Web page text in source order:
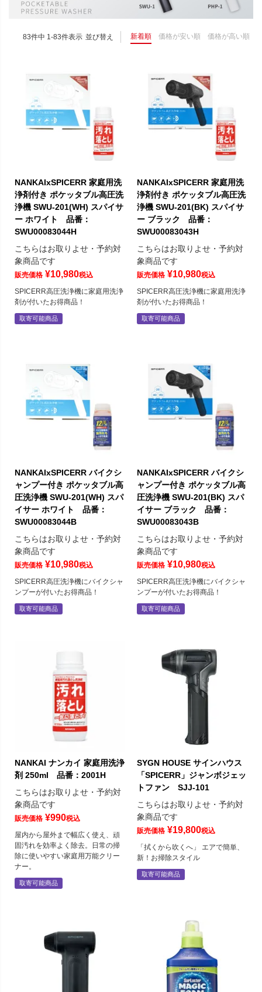
並び替え 新着順 価格が安い順 価格が高い順
83件中 1-83件表示
NANKAIxSPICERR 家庭用洗
浄剤付き ポケッタブル高圧洗
浄機 SWU-201(WH) スパイサ
ー ホワイト 品番：
SWU00083044H
こちらはお取りよせ・予約対
象商品です
販売価格 ¥10,980税込
SPICERR高圧洗浄機に家庭用洗浄
剤が付いたお得商品！
取寄可能商品
NANKAIxSPICERR 家庭用洗
浄剤付き ポケッタブル高圧洗
浄機 SWU-201(BK) スパイサ
ー ブラック 品番：
SWU00083043H
こちらはお取りよせ・予約対
象商品です
販売価格 ¥10,980税込
SPICERR高圧洗浄機に家庭用洗浄
剤が付いたお得商品！
取寄可能商品
NANKAIxSPICERR バイクシ
ャンプー付き ポケッタブル高
圧洗浄機 SWU-201(WH) スパ
イサー ホワイト 品番：
SWU00083044B
こちらはお取りよせ・予約対
象商品です
販売価格 ¥10,980税込
SPICERR高圧洗浄機にバイクシャ
ンプーが付いたお得商品！
取寄可能商品
NANKAIxSPICERR バイクシ
ャンプー付き ポケッタブル高
圧洗浄機 SWU-201(BK) スパ
イサー ブラック 品番：
SWU00083043B
こちらはお取りよせ・予約対
象商品です
販売価格 ¥10,980税込
SPICERR高圧洗浄機にバイクシャ
ンプーが付いたお得商品！
取寄可能商品
NANKAI ナンカイ 家庭用洗浄
剤 250ml 品番：2001H
こちらはお取りよせ・予約対
象商品です
販売価格 ¥990税込
屋内から屋外まで幅広く使え、頑
固汚れを効率よく除去。日常の掃
除に使いやすい家庭用万能クリー
ナー。
取寄可能商品
SYGN HOUSE サインハウス
「SPICERR」ジャンボジェッ
トファン SJJ-101
こちらはお取りよせ・予約対
象商品です
販売価格 ¥19,800税込
「拭くから吹くへ」 エアで簡単、
新！お掃除スタイル
取寄可能商品